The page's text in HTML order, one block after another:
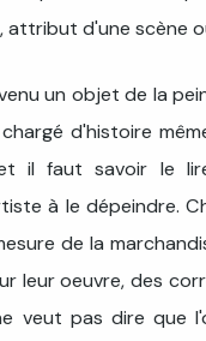
attribut d'une scène
un objet de la
d'histoire
il faut savoir le
à le dépeindre.
de la
leur oeuvre, des
veut pas dire que